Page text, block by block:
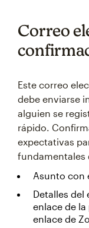
Correo
Este correo
debe enviarse
alguien se
rápido.
expectativas
fundamentales
Asunto con
Detalles del
enlace de
enlace de